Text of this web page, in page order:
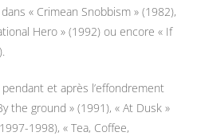
« Crimean Snobbism » (1982),
Hero » (1992) ou encore « If
et après l’effondrement
the ground » (1991), « At Dusk »
1998), « Tea, Coffee,